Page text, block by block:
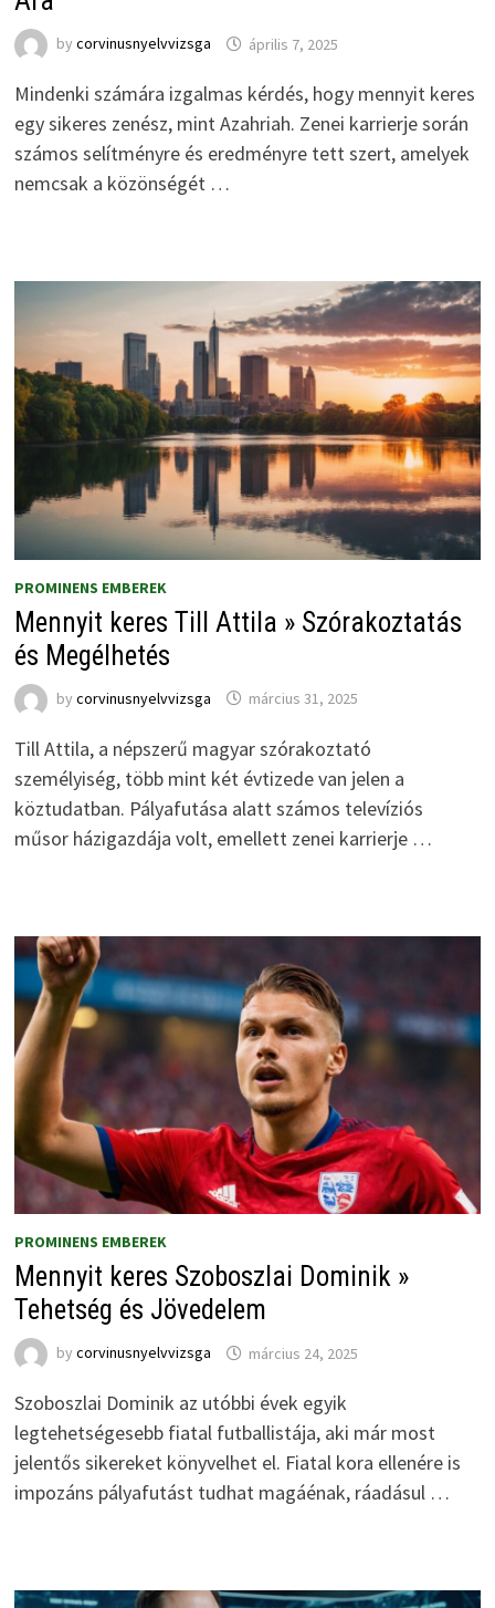
by corvinusnyelvvizsga április 7, 2025
Mindenki számára izgalmas kérdés, hogy mennyit keres
egy sikeres zenész, mint Azahriah. Zenei karrierje során
számos selítményre és eredményre tett szert, amelyek
nemcsak a közönségét …
PROMINENS EMBEREK
Mennyit keres Till Attila » Szórakoztatás
és Megélhetés
by corvinusnyelvvizsga március 31, 2025
Till Attila, a népszerű magyar szórakoztató
személyiség, több mint két évtizede van jelen a
köztudatban. Pályafutása alatt számos televíziós
műsor házigazdája volt, emellett zenei karrierje …
PROMINENS EMBEREK
Mennyit keres Szoboszlai Dominik »
Tehetség és Jövedelem
by corvinusnyelvvizsga március 24, 2025
Szoboszlai Dominik az utóbbi évek egyik
legtehetségesebb fiatal futballistája, aki már most
jelentős sikereket könyvelhet el. Fiatal kora ellenére is
impozáns pályafutást tudhat magáénak, ráadásul …